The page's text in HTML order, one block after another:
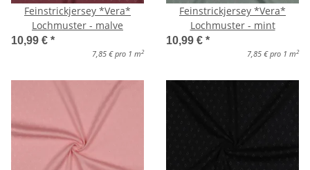
Feinstrickjersey *Vera*
Lochmuster - malve
10,99 € *
7,85 € pro 1 m 2
Feinstrickjersey *Vera*
Lochmuster - mint
10,99 € *
7,85 € pro 1 m 2